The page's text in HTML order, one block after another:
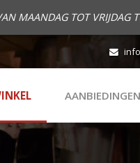
MAANDAG TOT VRIJDAG
AANBIEDINGEN